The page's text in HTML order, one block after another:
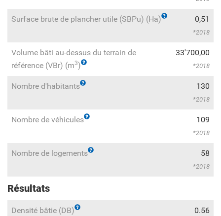
Surface brute de plancher utile (SBPu) (Ha) 0,51
2018
Volume bâti au-dessus du terrain de
référence (VBr) (m3)
33'700,00
2018
Nombre d'habitants 130
2018
Nombre de véhicules 109
2018
Nombre de logements 58
2018
Résultats
Densité bâtie (DB) 0.56